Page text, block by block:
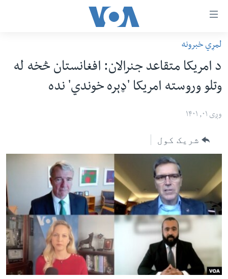
رسي
وړ
اتصالات
متن
شئ
عمومي
لارښود
ته
ځای
افغانستان
سیمه
امریکا
ښځې او نجونې
د بیان ازادي
روغتیا
سرمقاله
له مونږ سره په تماس کې پاتې شئ
لمړي خبرونه
د امریکا متقاعد جنرالان: افغانستان څخه له
وتلو وروسته امریکا 'ډېره خوندي' نده
وږی ۰۱, ۱۴۰۱
شریک کول